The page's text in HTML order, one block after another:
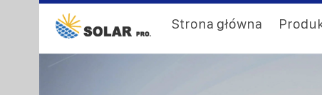
Strona główna